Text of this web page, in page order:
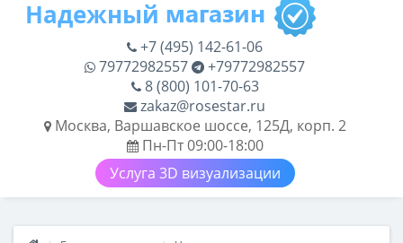
+7 (495) 142-61-06
79772982557
+79772982557
8 (800) 101-70-63
zakaz@rosestar.ru
Москва, Варшавское шоссе, 125Д, корп. 2
Пн-Пт 09:00-18:00
Услуга 3D визуализации